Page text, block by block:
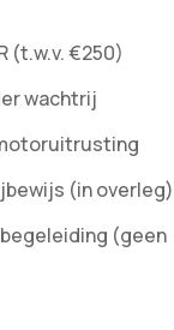
(t.w.v. €250)
wachtrij
(in overleg)
(geen